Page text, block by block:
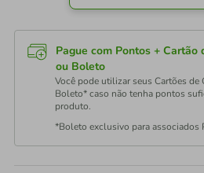
Pague com Pontos + Cartão
ou Boleto
Você pode utilizar seus Cartões de
Boleto* caso não tenha pontos
produto.
*Boleto exclusivo para associados